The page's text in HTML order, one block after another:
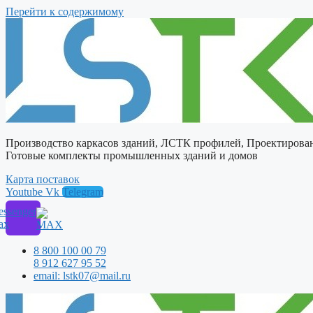
Перейти к содержимому
Производство каркасов зданий, ЛСТК профилей,
Готовые комплекты промышленных зданий и домов
Карта поставок
Youtube Vk Telegram
8 800 100 00 79
8 912 627 95 52
email: lstk07@mail.ru